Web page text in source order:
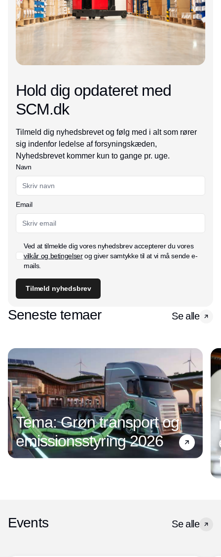
Hold dig opdateret med
SCM.dk
Tilmeld dig nyhedsbrevet og følg med i alt som rører
sig indenfor ledelse af forsyningskæden,
Nyhedsbrevet kommer kun to gange pr. uge.
Navn
Email
Ved at tilmelde dig vores nyhedsbrev accepterer du vores
vilkår og betingelserog giver samtykke til at vi må sende e-
mails.
Tilmeld nyhedsbrev
Seneste temaer Se alle
Tema: Grøn transport og
emissionsstyring 2026
Events Se alle